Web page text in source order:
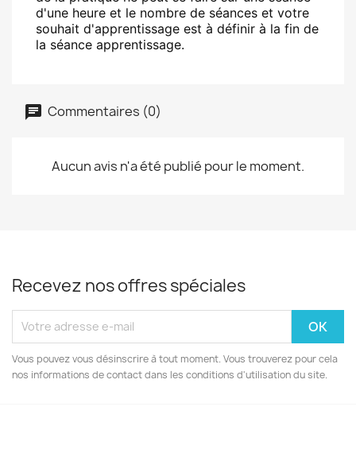
d'une heure et le nombre de séances et votre
souhait d'apprentissage est à définir à la fin de
la séance apprentissage.
Commentaires (0)
Aucun avis n'a été publié pour le moment.
Recevez nos offres spéciales
Vous pouvez vous désinscrire à tout moment. Vous trouverez pour cela
nos informations de contact dans les conditions d'utilisation du site.